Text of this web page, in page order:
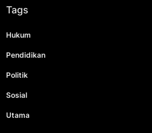
Tags
Hukum
Pendidikan
Politik
Sosial
Utama